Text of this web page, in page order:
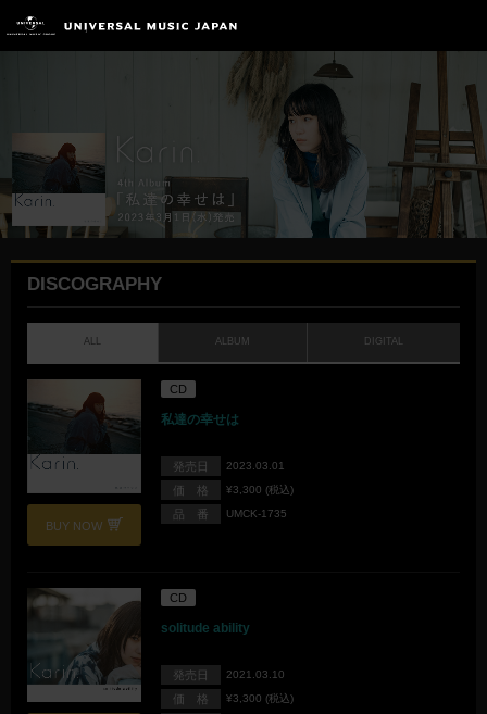
DISCOGRAPHY
ALL ALBUM DIGITAL
BUY NOW
CD
私達の幸せは
発売日 2023.03.01
価 格 ¥3,300 (税込)
品 番 UMCK-1735
CD
solitude ability
発売日 2021.03.10
価 格 ¥3,300 (税込)